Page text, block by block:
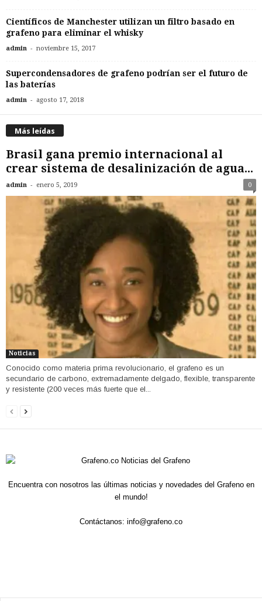
Científicos de Manchester utilizan un filtro basado en
grafeno para eliminar el whisky
admin - noviembre 15, 2017
Supercondensadores de grafeno podrían ser el futuro de
las baterías
admin - agosto 17, 2018
Más leídas
Brasil gana premio internacional al
crear sistema de desalinización de agua...
admin - enero 5, 2019 0
Noticias
Conocido como materia prima revolucionario, el grafeno es un
secundario de carbono, extremadamente delgado, flexible, transparente
y resistente (200 veces más fuerte que el...
Encuentra con nosotros las últimas noticias y novedades del Grafeno en
el mundo!
Contáctanos: info@grafeno.co